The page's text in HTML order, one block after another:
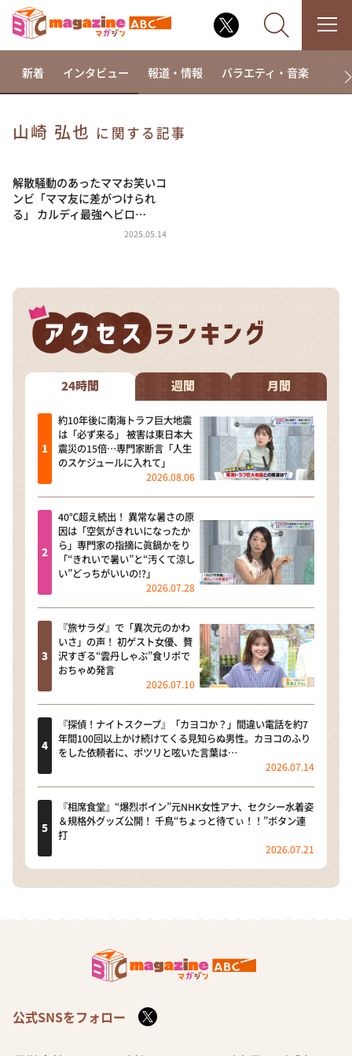
相席食堂
これ余談なんですけど・・・
～人生密着トークバラエティ！～ やすとものいたっ
河合＆A.B.C-Z塚田×福井アナ「なんでやねん！？」
（news おかえり）
DAIGOも台所 ～きょうの献立 何にする？～
本日はダイアンなり！シーズン２
朝だ！生です旅サラダ
教えて！ニュースライブ 正義のミカタ
ＬＩＦＥ～夢のカタチ～
新婚さんいらっしゃい！
ポツンと一軒家
ザキ山小屋本館
ぺこぱのまるスポ
新着 インタビュー 報道・情報 バラエティ・音楽 ド
山崎 弘也 に関する記事
解散騒動のあったママお笑いコ
ンビ「ママ友に差がつけられ
る」 カルディ最強ヘビロ…
2025.05.14
24時間 週間 月間
約10年後に南海トラフ巨大地震
は「必ず来る」 被害は東日本大
震災の15倍…専門家断言「人生
のスケジュールに入れて」
2026.08.06
40℃超え続出！ 異常な暑さの原
因は「空気がきれいになったか
ら」専門家の指摘に眞鍋かをり
「“きれいで暑い”と“汚くて涼し
い”どっちがいいの!?」
2026.07.28
『旅サラダ』で「異次元のかわ
いさ」の声！ 初ゲスト女優、贅
沢すぎる“雲丹しゃぶ”食リポで
おちゃめ発言
2026.07.10
『探偵！ナイトスクープ』「カヨコか？」間違い電話を約7
年間100回以上かけ続けてくる見知らぬ男性。カヨコのふり
をした依頼者に、ポツリと呟いた言葉は…
2026.07.14
『相席食堂』“爆烈ボイン”元NHK女性アナ、セクシー水着姿
＆規格外グッズ公開！ 千鳥“ちょっと待てぃ！！”ボタン連
打
2026.07.21
公式SNSをフォロー